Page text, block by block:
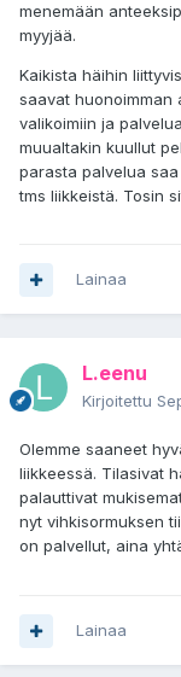
menemään
myyjää.
Kaikista häihin
saavat huonoimman
valikoimiin ja
muualtakin kuullut
parasta palvelua
tms liikkeistä. Tosin
Lainaa
L.eenu
Kirjoitettu
Olemme saaneet
liikkeessä. Tilasivat
palauttivat
nyt vihkisormuksen
on palvellut, aina
Lainaa